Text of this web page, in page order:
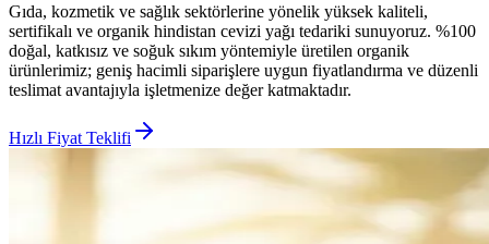
Gıda, kozmetik ve sağlık sektörlerine yönelik yüksek kaliteli,
sertifikalı ve organik hindistan cevizi yağı tedariki sunuyoruz. %100
doğal, katkısız ve soğuk sıkım yöntemiyle üretilen organik
ürünlerimiz; geniş hacimli siparişlere uygun fiyatlandırma ve düzenli
teslimat avantajıyla işletmenize değer katmaktadır.
Hızlı Fiyat Teklifi